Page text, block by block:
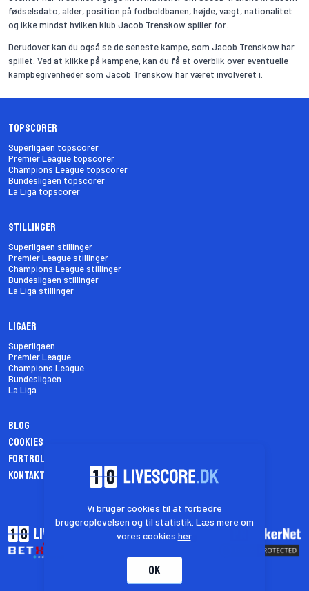
fødselsdato, alder, position på fodboldbanen, højde, vægt, nationalitet
og ikke mindst hvilken klub Jacob Trenskow spiller for.
Derudover kan du også se de seneste kampe, som Jacob Trenskow har
spillet. Ved at klikke på kampene, kan du få et overblik over eventuelle
kampbegivenheder som Jacob Trenskow har været involveret i.
Topscorer
Superligaen topscorer
Premier League topscorer
Champions League topscorer
Bundesligaen topscorer
La Liga topscorer
Stillinger
Superligaen stillinger
Premier League stillinger
Champions League stillinger
Bundesligaen stillinger
La Liga stillinger
Ligaer
Superligaen
Premier League
Champions League
Bundesligaen
La Liga
Blog
Cookies
Fortrolighedspolitik
Kontakt os
Vi bruger cookies til at forbedre
brugeroplevelsen og til statistik. Læs mere om
vores cookies her.
OK